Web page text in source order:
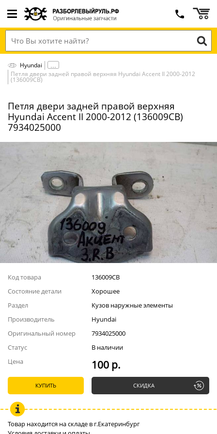
Hyundai
Петля двери задней правой верхняя Hyundai Accent II 2000-2012
(136009СВ)
Петля двери задней правой верхняя
Hyundai Accent II 2000-2012 (136009СВ)
7934025000
Код товара
136009СВ
Состояние детали
Хорошее
Раздел
Кузов наружные элементы
Производитель
Hyundai
Оригинальный номер
7934025000
Статус
В наличии
Цена
100 р.
КУПИТЬ СКИДКА
Товар находится на складе в г.Екатеринбург